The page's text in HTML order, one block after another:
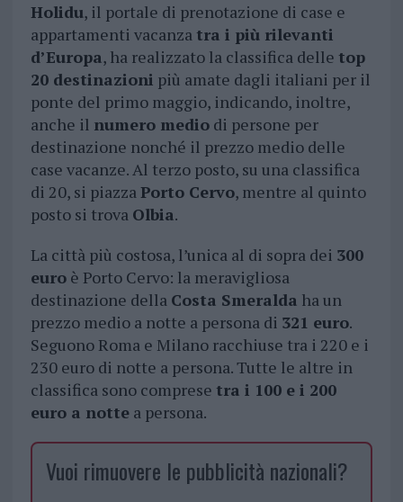
Holidu, il portale di prenotazione di case e
appartamenti vacanza tra i più rilevanti
d’Europa, ha realizzato la classifica delle top
20 destinazioni più amate dagli italiani per il
ponte del primo maggio, indicando, inoltre,
anche il numero mediodi persone per
destinazione nonché il prezzo medio delle
case vacanze. Al terzo posto, su una classifica
di 20, si piazzaPorto Cervo, mentre al quinto
posto si trova Olbia.
La città più costosa, l’unica al di sopra dei 300
euroè Porto Cervo: la meravigliosa
destinazione della Costa Smeralda ha un
prezzo medio a notte a persona di 321 euro.
Seguono Roma e Milano racchiuse tra i 220 e i
230 euro di notte a persona. Tutte le altre in
classifica sono comprese tra i 100 e i 200
euro a nottea persona.
Vuoi rimuovere le pubblicità nazionali?